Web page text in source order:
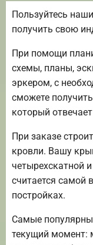
Пользуйтесь
получить свою
При помощи
схемы, планы,
эркером, с
сможете
который
При заказе
кровли. Вашу
четырехскатной
считается самой
постройках.
Самые
текущий момент: